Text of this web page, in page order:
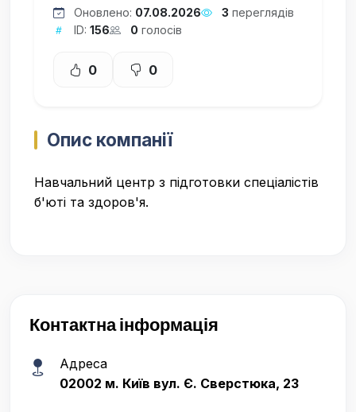
Оновлено: 07.08.2026 3 переглядів
ID: 156 0 голосів
0 0
Опис компанії
Навчальний центр з підготовки спеціалістів
б'юті та здоров'я.
Контактна інформація
Адреса
02002 м. Київ вул. Є. Сверстюка, 23